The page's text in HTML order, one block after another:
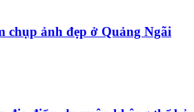
chụp ảnh đẹp ở Quảng Ngãi